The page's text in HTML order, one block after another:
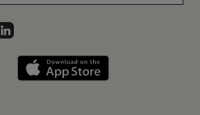
on
az Instagramon
Libri a LinkedInen
Libri applikáció Szerezd meg: Google